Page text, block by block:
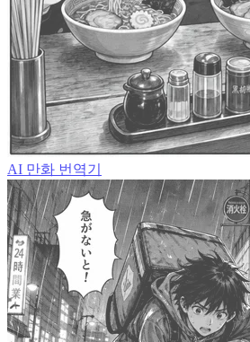
AI 만화 번역기